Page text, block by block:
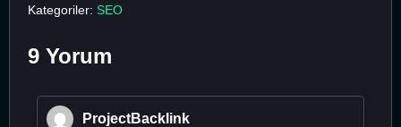
Kategoriler: SEO
9 Yorum
ProjectBacklink